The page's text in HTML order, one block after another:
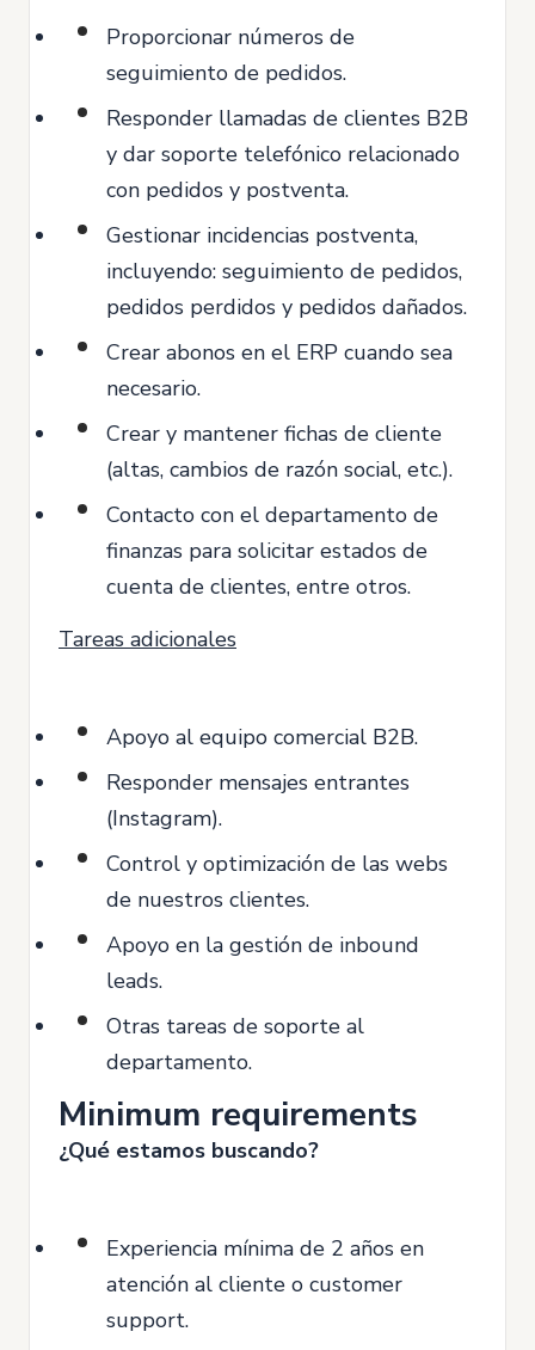
Proporcionar números de
seguimiento de pedidos.
Responder llamadas de clientes B2B
y dar soporte telefónico relacionado
con pedidos y postventa.
Gestionar incidencias postventa,
incluyendo: seguimiento de pedidos,
pedidos perdidos y pedidos dañados.
Crear abonos en el ERP cuando sea
necesario.
Crear y mantener fichas de cliente
(altas, cambios de razón social, etc.).
Contacto con el departamento de
finanzas para solicitar estados de
cuenta de clientes, entre otros.
Tareas adicionales
Apoyo al equipo comercial B2B.
Responder mensajes entrantes
(Instagram).
Control y optimización de las webs
de nuestros clientes.
Apoyo en la gestión de inbound
leads.
Otras tareas de soporte al
departamento.
Minimum requirements
¿Qué estamos buscando?
Experiencia mínima de 2 años en
atención al cliente o customer
support.